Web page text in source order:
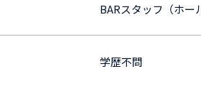
BARスタッフ（ホ
学歴不問